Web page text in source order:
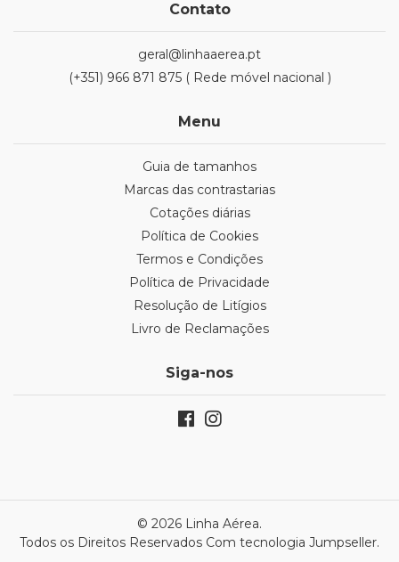
Contato
geral@linhaaerea.pt
(+351) 966 871 875 ( Rede móvel nacional )
Menu
Guia de tamanhos
Marcas das contrastarias
Cotações diárias
Política de Cookies
Termos e Condições
Política de Privacidade
Resolução de Litígios
Livro de Reclamações
Siga-nos
© 2026 Linha Aérea.
Todos os Direitos Reservados Com tecnologia Jumpseller.